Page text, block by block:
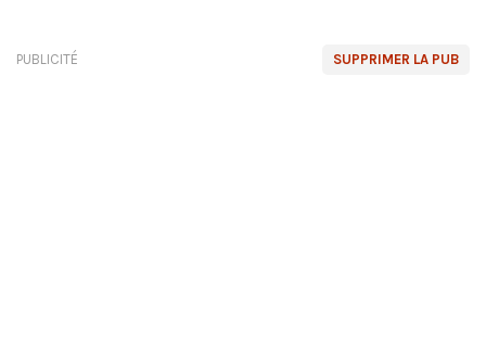
SUPPRIMER LA PUB
PUBLICITÉ